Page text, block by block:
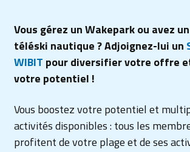
Vous gérez un Wakepark ou avez
téléski nautique ? Adjoignez-lui un
WIBIT pour diversifier votre offre
votre potentiel !
Vous boostez votre potentiel et
activités disponibles : tous les
profitent de votre plage et de ses